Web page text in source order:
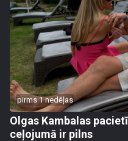
pirms 1 nedēļas
Olgas Kambalas
ceļojumā ir pilns